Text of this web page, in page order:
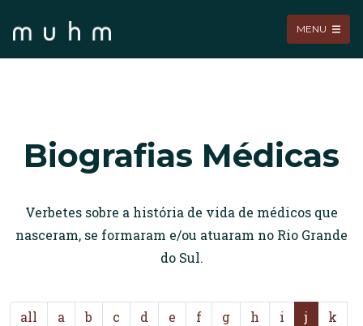
MENU
Biografias Médicas
Verbetes sobre a história de vida de médicos que
nasceram, se formaram e/ou atuaram no Rio Grande
do Sul.
all a b c d e f g h i j
k